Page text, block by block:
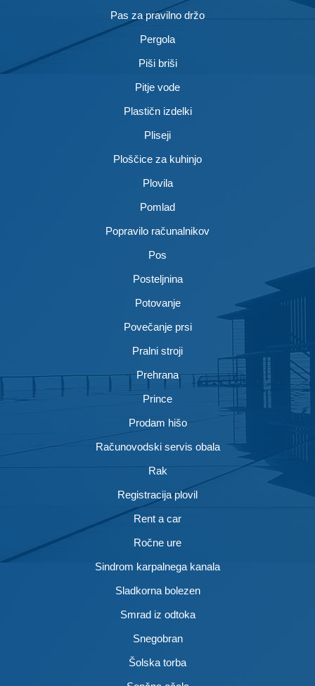
Pas za pravilno držo
Pergola
Piši briši
Pitje vode
Plastičn izdelki
Pliseji
Ploščice za kuhinjo
Plovila
Pomlad
Popravilo računalnikov
Pos
Posteljnina
Potovanje
Povečanje prsi
Pralni stroji
Prehrana
Prince
Prodam hišo
Računovodski servis obala
Rak
Registracija plovil
Rent a car
Ročne ure
Sindrom karpalnega kanala
Sladkorna bolezen
Smrad iz odtoka
Snegobran
Šolska torba